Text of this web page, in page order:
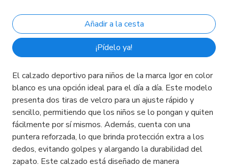
¡Pídelo ya!
El calzado deportivo para niños de la marca Igor en color
blanco es una opción ideal para el día a día. Este modelo
presenta dos tiras de velcro para un ajuste rápido y
sencillo, permitiendo que los niños se lo pongan y quiten
fácilmente por sí mismos. Además, cuenta con una
puntera reforzada, lo que brinda protección extra a los
dedos, evitando golpes y alargando la durabilidad del
zapato. Este calzado está diseñado de manera